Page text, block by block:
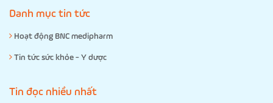
Danh mục tin tức
Hoạt động BNC medipharm
Tin tức sức khỏe - Y dược
Tin đọc nhiều nhất